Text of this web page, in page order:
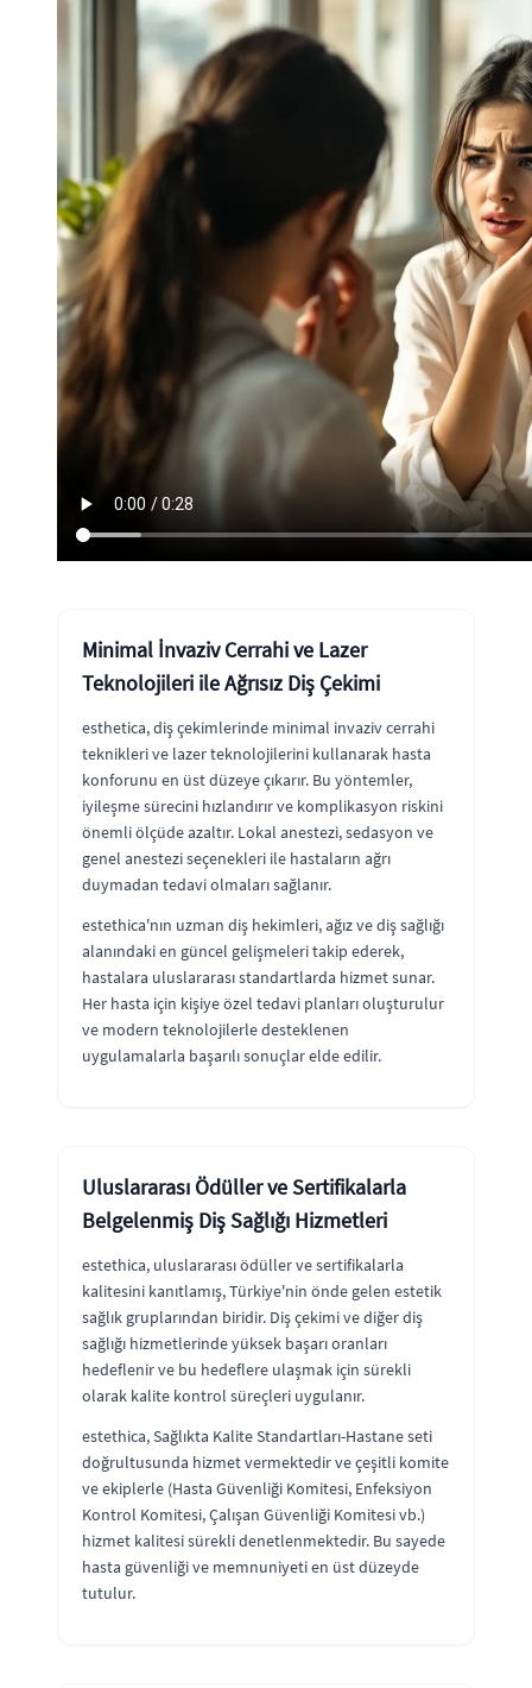
Minimal İnvaziv Cerrahi ve Lazer
Teknolojileri ile Ağrısız Diş Çekimi
esthetica, diş çekimlerinde minimal invaziv cerrahi
teknikleri ve lazer teknolojilerini kullanarak hasta
konforunu en üst düzeye çıkarır. Bu yöntemler,
iyileşme sürecini hızlandırır ve komplikasyon riskini
önemli ölçüde azaltır. Lokal anestezi, sedasyon ve
genel anestezi seçenekleri ile hastaların ağrı
duymadan tedavi olmaları sağlanır.
estethica'nın uzman diş hekimleri, ağız ve diş sağlığı
alanındaki en güncel gelişmeleri takip ederek,
hastalara uluslararası standartlarda hizmet sunar.
Her hasta için kişiye özel tedavi planları oluşturulur
ve modern teknolojilerle desteklenen
uygulamalarla başarılı sonuçlar elde edilir.
Uluslararası Ödüller ve Sertifikalarla
Belgelenmiş Diş Sağlığı Hizmetleri
estethica, uluslararası ödüller ve sertifikalarla
kalitesini kanıtlamış, Türkiye'nin önde gelen estetik
sağlık gruplarından biridir. Diş çekimi ve diğer diş
sağlığı hizmetlerinde yüksek başarı oranları
hedeflenir ve bu hedeflere ulaşmak için sürekli
olarak kalite kontrol süreçleri uygulanır.
estethica, Sağlıkta Kalite Standartları-Hastane seti
doğrultusunda hizmet vermektedir ve çeşitli komite
ve ekiplerle (Hasta Güvenliği Komitesi, Enfeksiyon
Kontrol Komitesi, Çalışan Güvenliği Komitesi vb.)
hizmet kalitesi sürekli denetlenmektedir. Bu sayede
hasta güvenliği ve memnuniyeti en üst düzeyde
tutulur.